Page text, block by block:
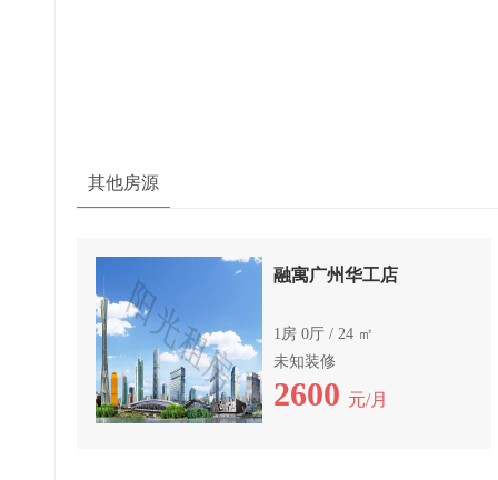
其他房源
融寓广州华工店
1房 0厅 / 24 ㎡
未知装修
2600 元/月